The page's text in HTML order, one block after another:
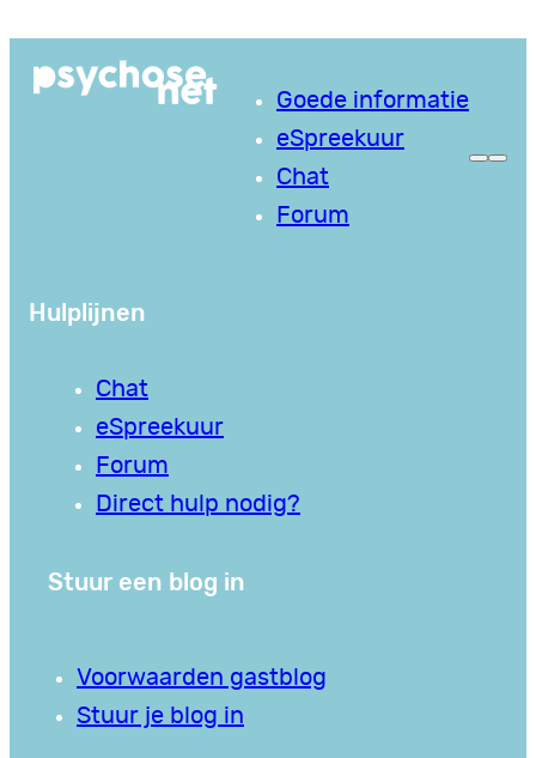
naar
Goede informatie
eSpreekuur
Chat
Forum
Hulplijnen
Chat
eSpreekuur
Forum
Direct hulp nodig?
Stuur een blog in
Voorwaarden gastblog
Stuur je blog in